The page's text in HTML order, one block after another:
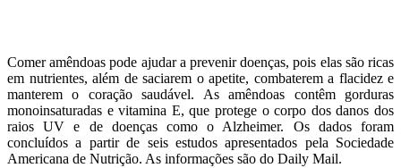
Comer amêndoas pode ajudar a prevenir doenças, pois elas são ricas
em nutrientes, além de saciarem o apetite, combaterem a flacidez e
manterem o coração saudável. As amêndoas contêm gorduras
monoinsaturadas e vitamina E, que protege o corpo dos danos dos
raios UV e de doenças como o Alzheimer. Os dados foram
concluídos a partir de seis estudos apresentados pela Sociedade
Americana de Nutrição. As informações são do Daily Mail.